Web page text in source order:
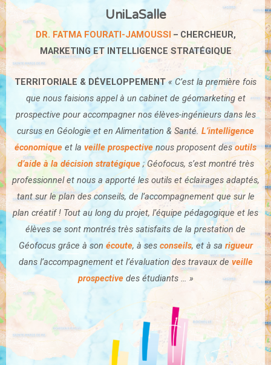
UniLaSalle
DR. FATMA FOURATI-JAMOUSSI– CHERCHEUR,
MARKETING ET INTELLIGENCE STRATÉGIQUE
TERRITORIALE & DÉVELOPPEMENT « C’est la première fois
que nous faisions appel à un cabinet de géomarketing et
prospective pour accompagner nos élèves-ingénieurs dans les
cursus en Géologie et en Alimentation & Santé. L’intelligence
économique et la veille prospective nous proposent desoutils
d’aide à la décision stratégique; Géofocus, s’est montré très
professionnelet nous a apporté les outils et éclairages adaptés,
tant sur le plan des conseils, de l’accompagnement que sur le
plan créatif ! Tout au long du projet, l’équipe pédagogique et les
élèves se sont montrés très satisfaits de la prestation de
Géofocus grâce à son écoute, à ses conseils, et à sa rigueur
dans l’accompagnement et l’évaluation des travaux de veille
prospectivedes étudiants … »